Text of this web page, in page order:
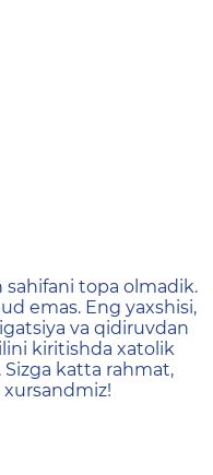
не
sahifani topa olmadik.
emas. Eng yaxshisi,
va qidiruvdan
kiritishda xatolik
katta rahmat,